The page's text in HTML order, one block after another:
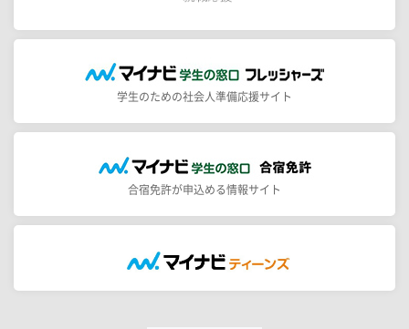
学生のための社会人準備応援サイト
合宿免許が申込める情報サイト